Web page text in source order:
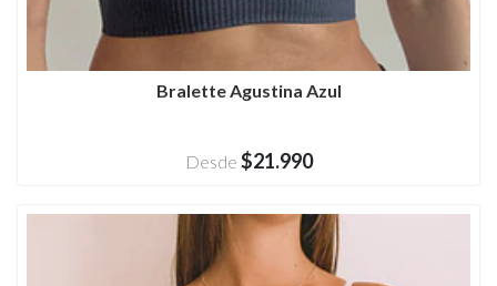
Bralette Agustina Azul
Desde $21.990